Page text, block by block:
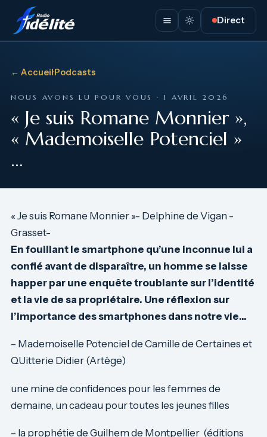
Direct
← Accueil·Podcasts
NOUS AVONS LU POUR VOUS · 1 AVRIL 2026
« Je suis Romane Monnier »,
« Mademoiselle Potenciel »
…
« Je suis Romane Monnier »- Delphine de Vigan -
Grasset-
En fouillant le smartphone qu’une inconnue lui a
confié avant de disparaître, un homme se laisse
happer par une enquête troublante sur l’identité
et la vie de sa propriétaire. Une réflexion sur
l’importance des smartphones dans notre vie…
– Mademoiselle Potenciel de Camille de Certaines et
QUitterie Didier (Artège)
une mine de confidences pour les femmes de
demaine, un cadeau pour toutes les jeunes filles
– la prophétie de Guilhem de Montpellier (éditions